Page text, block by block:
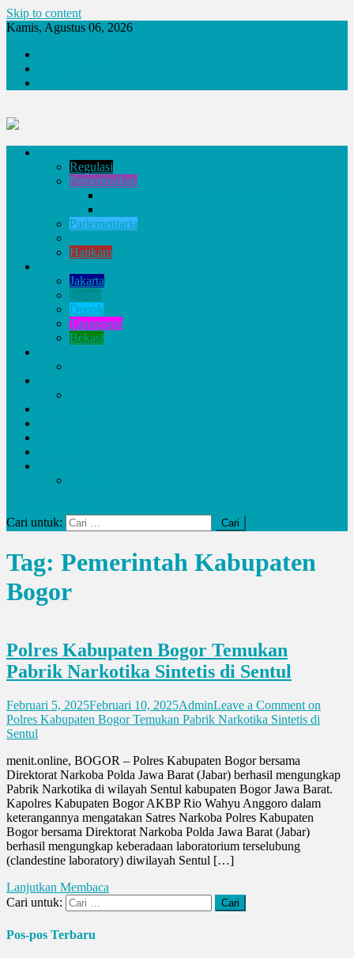
Skip to content
Kamis, Agustus 06, 2026
Regulasi
Pemerintahan
Parlementaria
Hankam
Jakarta
Bogor
Depok
Tangerang
Bekasi
Cari untuk:
Tag: Pemerintah Kabupaten
Bogor
Polres Kabupaten Bogor Temukan
Pabrik Narkotika Sintetis di Sentul
Februari 5, 2025Februari 10, 2025AdminLeave a Comment on
Polres Kabupaten Bogor Temukan Pabrik Narkotika Sintetis di
Sentul
menit.online, BOGOR – Polres Kabupaten Bogor bersama
Direktorat Narkoba Polda Jawa Barat (Jabar) berhasil mengungkap
Pabrik Narkotika di wilayah Sentul kabupaten Bogor Jawa Barat.
Kapolres Kabupaten Bogor AKBP Rio Wahyu Anggoro dalam
keterangannya mengatakan Satres Narkoba Polres Kabupaten
Bogor bersama Direktorat Narkoba Polda Jawa Barat (Jabar)
berhasil mengungkap keberadaan laboratorium terselubung
(clandestine laboratory) diwilayah Sentul […]
Lanjutkan Membaca
Cari untuk:
Pos-pos Terbaru